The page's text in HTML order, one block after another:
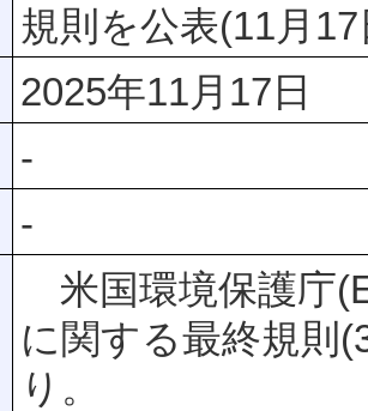
規則を公表(11月17
2025年11月17日
-
-
米国環境保護庁
に関する最終規則
り。